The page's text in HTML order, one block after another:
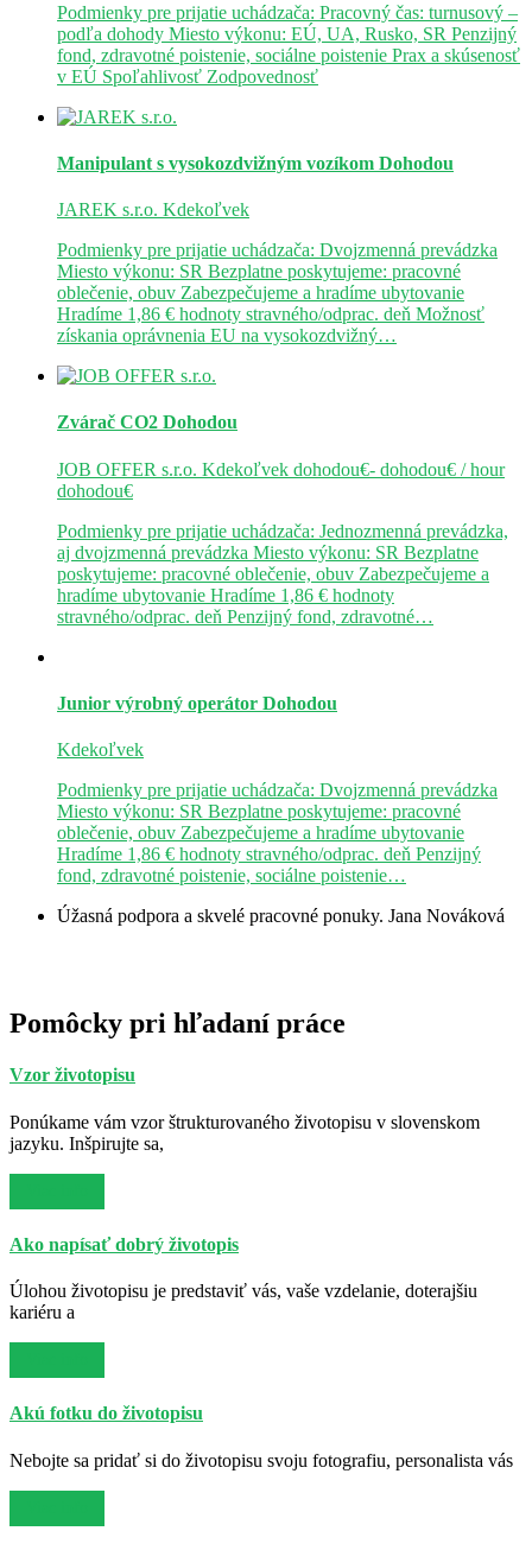
Podmienky pre prijatie uchádzača: Pracovný čas: turnusový –
podľa dohody Miesto výkonu: EÚ, UA, Rusko, SR Penzijný
fond, zdravotné poistenie, sociálne poistenie Prax a skúsenosť
v EÚ Spoľahlivosť Zodpovednosť
Manipulant s vysokozdvižným vozíkom Dohodou
JAREK s.r.o. Kdekoľvek
Podmienky pre prijatie uchádzača: Dvojzmenná prevádzka
Miesto výkonu: SR Bezplatne poskytujeme: pracovné
oblečenie, obuv Zabezpečujeme a hradíme ubytovanie
Hradíme 1,86 € hodnoty stravného/odprac. deň Možnosť
získania oprávnenia EU na vysokozdvižný…
Zvárač CO2 Dohodou
JOB OFFER s.r.o. Kdekoľvek dohodou€- dohodou€ / hour
dohodou€
Podmienky pre prijatie uchádzača: Jednozmenná prevádzka,
aj dvojzmenná prevádzka Miesto výkonu: SR Bezplatne
poskytujeme: pracovné oblečenie, obuv Zabezpečujeme a
hradíme ubytovanie Hradíme 1,86 € hodnoty
stravného/odprac. deň Penzijný fond, zdravotné…
Junior výrobný operátor Dohodou
Kdekoľvek
Podmienky pre prijatie uchádzača: Dvojzmenná prevádzka
Miesto výkonu: SR Bezplatne poskytujeme: pracovné
oblečenie, obuv Zabezpečujeme a hradíme ubytovanie
Hradíme 1,86 € hodnoty stravného/odprac. deň Penzijný
fond, zdravotné poistenie, sociálne poistenie…
Úžasná podpora a skvelé pracovné ponuky. Jana Nováková
Pomôcky pri hľadaní práce
Vzor životopisu
Ponúkame vám vzor štrukturovaného životopisu v slovenskom
jazyku. Inšpirujte sa,
Ako napísať dobrý životopis
Úlohou životopisu je predstaviť vás, vaše vzdelanie, doterajšiu
kariéru a
Akú fotku do životopisu
Nebojte sa pridať si do životopisu svoju fotografiu, personalista vás